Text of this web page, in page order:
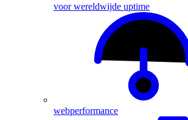
voor wereldwijde uptime
webperformance